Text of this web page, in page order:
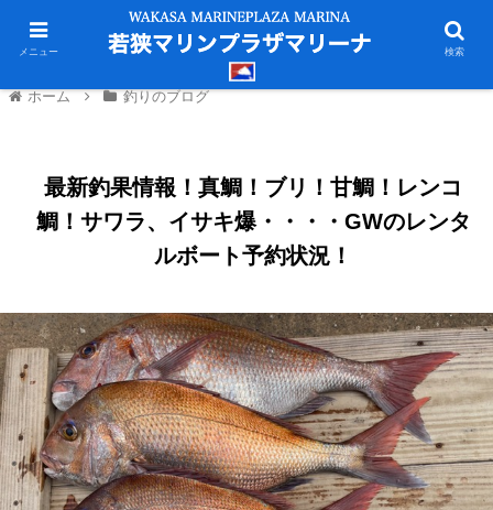
ホーム 釣りのブログ
最新釣果情報！真鯛！ブリ！甘鯛！レンコ
鯛！サワラ、イサキ爆・・・・GWのレンタ
ルボート予約状況！
メニュー 検索